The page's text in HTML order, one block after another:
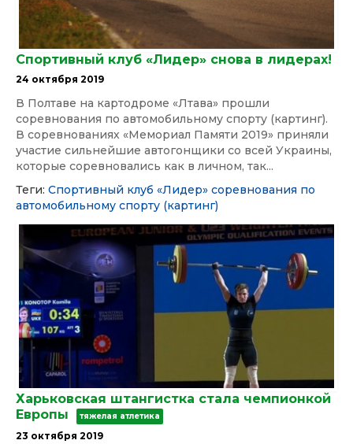
Спортивный клуб «Лидер» снова в лидерах!
24 октября 2019
В Полтаве на картодроме «Лтава» прошли
соревнования по автомобильному спорту (картинг).
В соревнованиях «Мемориал Памяти 2019» приняли
участие сильнейшие автогонщики со всей Украины,
которые соревновались как в личном, так...
Теги: Спортивный клуб «Лидер» соревнования по
автомобильному спорту (картинг)
Харьковская штангистка стала чемпионкой
Европы
тяжелая атлетика
23 октября 2019